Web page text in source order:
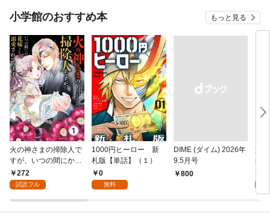
小学館のおすすめ本 もっと見る
火の神さまの掃除人で
すが、いつの間にか花
嫁として溺愛されてい
ます【単話】（１）
272
試読フル
1000円ヒーロー 新
札版【単話】（１）
0
無料
DIME (ダイム) 2026年
9.5月号
￥800
追
か
れ
（